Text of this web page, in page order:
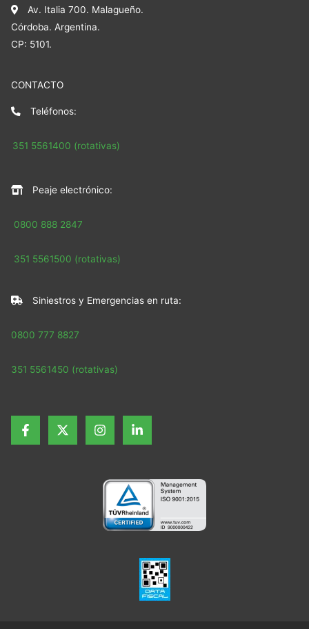
Av. Italia 700. Malagueño.
Córdoba. Argentina.
CP: 5101.
CONTACTO
Teléfonos:
351 5561400 (rotativas)
Peaje electrónico:
0800 888 2847
351 5561500 (rotativas)
Siniestros y Emergencias en ruta:
0800 777 8827
351 5561450 (rotativas)